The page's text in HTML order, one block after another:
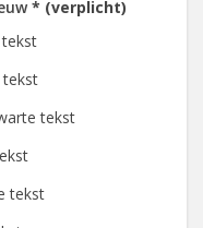
* (verplicht)
tekst
tekst